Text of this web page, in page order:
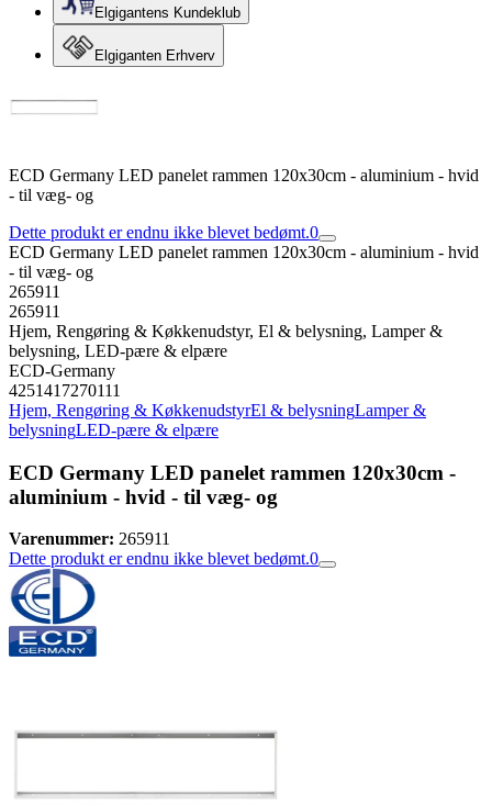
Elgigantens Kundeklub
Elgiganten Erhverv
ECD Germany LED panelet rammen 120x30cm - aluminium - hvid
- til væg- og
Dette produkt er endnu ikke blevet bedømt.0
ECD Germany LED panelet rammen 120x30cm - aluminium - hvid
- til væg- og
265911
265911
Hjem, Rengøring & Køkkenudstyr, El & belysning, Lamper &
belysning, LED-pære & elpære
ECD-Germany
4251417270111
Hjem, Rengøring & KøkkenudstyrEl & belysningLamper &
belysningLED-pære & elpære
ECD Germany LED panelet rammen 120x30cm -
aluminium - hvid - til væg- og
Varenummer: 265911
Dette produkt er endnu ikke blevet bedømt.0